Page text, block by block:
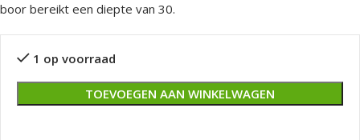
boor bereikt een diepte van 30.
1 op voorraad
TOEVOEGEN AAN WINKELWAGEN